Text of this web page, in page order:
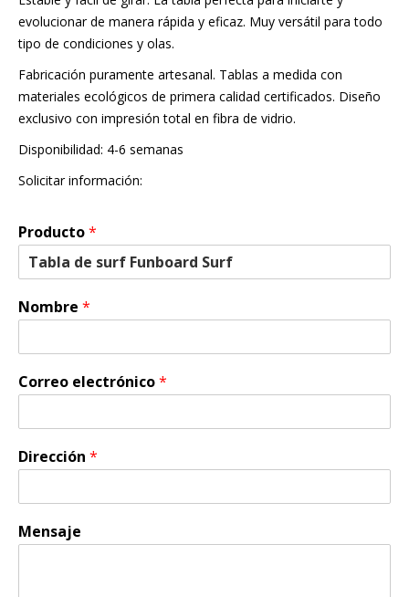
evolucionar de manera rápida y eficaz. Muy versátil para todo
tipo de condiciones y olas.
Fabricación puramente artesanal. Tablas a medida con
materiales ecológicos de primera calidad certificados. Diseño
exclusivo con impresión total en fibra de vidrio.
Disponibilidad: 4-6 semanas
Solicitar información:
Producto*
Nombre *
Correo electrónico*
Dirección *
Mensaje